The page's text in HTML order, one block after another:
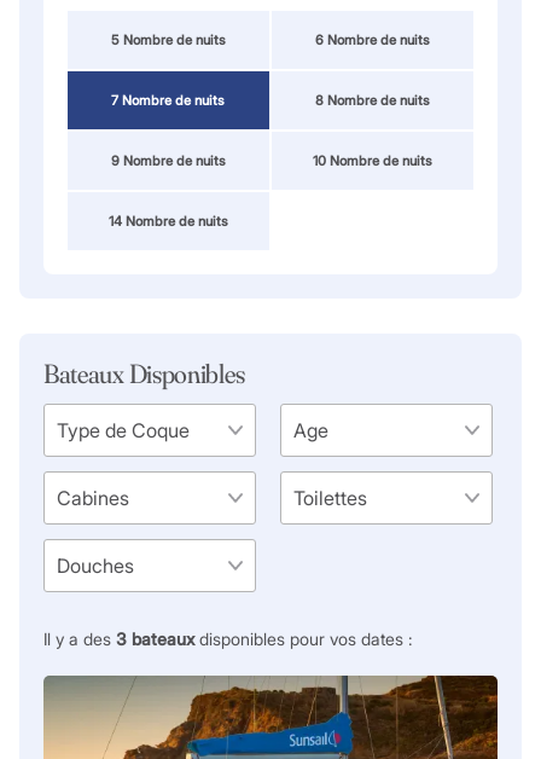
5 Nombre de nuits 6 Nombre de nuits
7 Nombre de nuits 8 Nombre de nuits
9 Nombre de nuits 10 Nombre de nuits
14 Nombre de nuits
Bateaux Disponibles
Il y a des 3bateauxdisponibles pour vos dates :